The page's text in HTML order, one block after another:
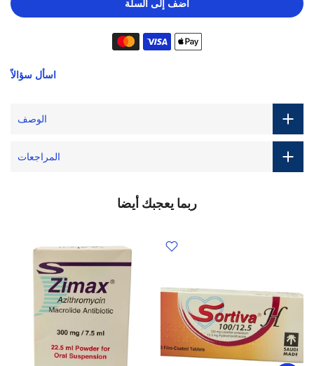
أضف إلى السلة
اسأل سؤالاً
الوصف
المراجعات
ربما يعجبك أيضا